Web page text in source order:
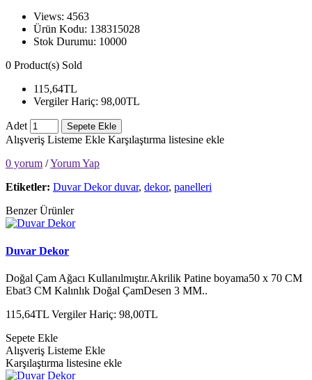
Views: 4563
Ürün Kodu: 138315028
Stok Durumu: 10000
0 Product(s) Sold
115,64TL
Vergiler Hariç: 98,00TL
Adet Sepete Ekle
Alışveriş Listeme Ekle Karşılaştırma listesine ekle
0 yorum /Yorum Yap
Etiketler: Duvar Dekor duvar, dekor, panelleri
Benzer Ürünler
Duvar Dekor
Doğal Çam Ağacı Kullanılmıştır.Akrilik Patine boyama50 x 70 CM
Ebat3 CM Kalınlık Doğal ÇamDesen 3 MM..
115,64TL Vergiler Hariç: 98,00TL
Sepete Ekle
Alışveriş Listeme Ekle
Karşılaştırma listesine ekle